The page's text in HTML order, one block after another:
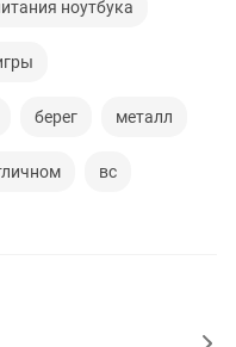
ноутбука
берег металл
вс